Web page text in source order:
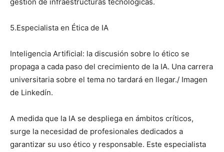
5.Especialista en Ética de IA
Inteligencia Artificial: la discusión sobre lo ético se
propaga a cada paso del crecimiento de la IA. Una carrera
universitaria sobre el tema no tardará en llegar./ Imagen
de Linkedín.
A medida que la IA se despliega en ámbitos críticos,
surge la necesidad de profesionales dedicados a
garantizar su uso ético y responsable. Este especialista